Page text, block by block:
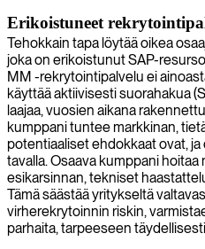
Erikoistuneet
Tehokkain tapa löytää oikea
joka on erikoistunut SAP-
MM -rekrytointipalvelu ei
käyttää aktiivisesti suorahakua
laajaa, vuosien aikana
kumppani tuntee markkinan,
potentiaaliset ehdokkaat ovat,
tavalla. Osaava kumppani
esikarsinnan, tekniset
Tämä säästää yritykseltä
virherekrytoinnin riskin,
parhaita, tarpeeseen